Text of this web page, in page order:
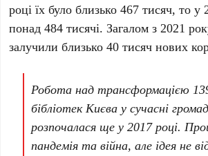
році їх було близько467 тисяч, то у
понад484 тисячі. Загалом з2021
залучили близько40 тисяч нових
Робота над трансформацією
бібліотекКиєва у сучасні
розпочалася ще у2017 році.
пандемія та війна, але ідея не